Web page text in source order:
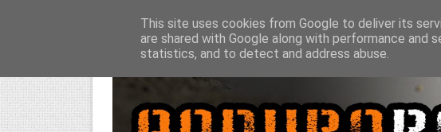
This site uses cookies from Google to deliver its
are shared with Google along with performance
statistics, and to detect and address abuse.